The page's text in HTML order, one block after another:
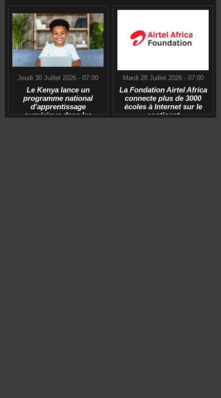
Jeudi 30 Juillet 2026 - 07:00
Le Kenya lance un
programme national
d'apprentissage
numérique dans les
Mardi 28 Juillet 2026 - 07:00
La Fondation Airtel Africa
connecte plus de 3000
écoles à Internet sur le
continent